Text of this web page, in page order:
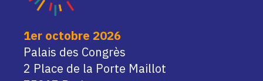
1er octobre 2026
Palais des Congrès
2 Place de la Porte Maillot